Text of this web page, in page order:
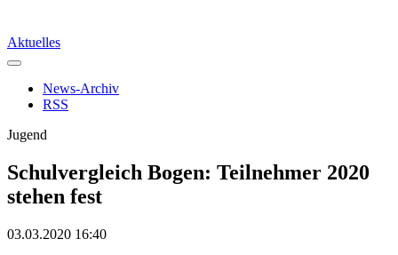
Aktuelles
News-Archiv
RSS
Jugend
Schulvergleich Bogen: Teilnehmer 2020
stehen fest
03.03.2020 16:40